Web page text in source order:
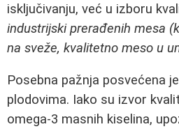
isključivanju, već u izboru
industrijski prerađenih mesa
na sveže, kvalitetno meso u
Posebna pažnja posvećena
plodovima. Iako su izvor
omega-3 masnih kiselina,